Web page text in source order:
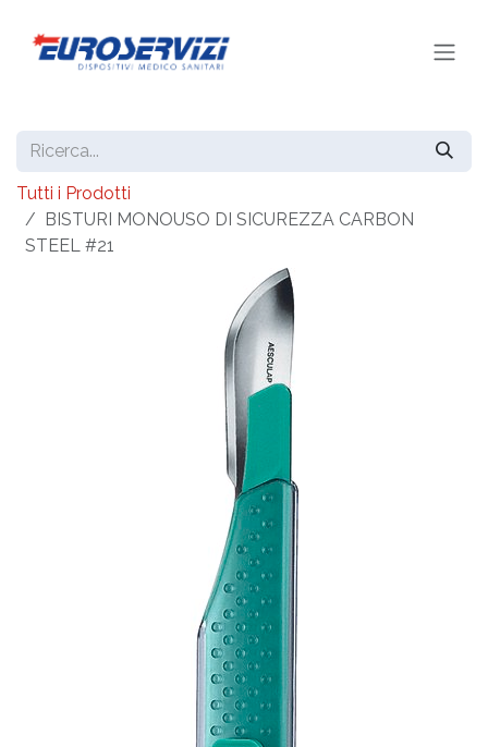
Tutti i Prodotti
BISTURI MONOUSO DI SICUREZZA CARBON
STEEL #21